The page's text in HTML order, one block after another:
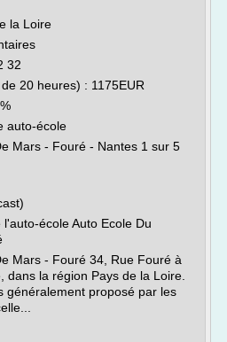
la Loire
32
20 heures) : 1175EUR
auto-école
Mars - Fouré - Nantes 1 sur 5
école Auto Ecole Du
Mars - Fouré 34, Rue Fouré à
dans la région Pays de la Loire.
généralement proposé par les